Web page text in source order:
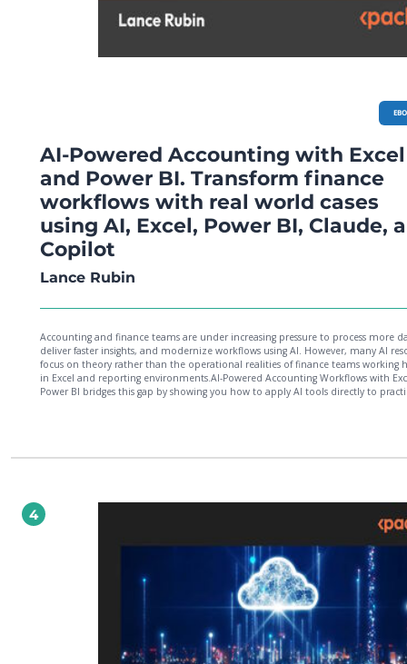
AI-Powered Accounting with Excel
and Power BI. Transform finance
workflows with real world cases
using AI, Excel, Power BI, Claude,
Copilot
Lance Rubin
Accounting and finance teams are under increasing pressure to process more
deliver faster insights, and modernize workflows using AI. However, many AI
focus on theory rather than the operational realities of finance teams working
in Excel and reporting environments.AI-Powered Accounting Workflows with
Power BI bridges this gap by showing you how to apply AI tools directly to
while maintaining accuracy, auditability, and professional
reporting and analytics solutions. By the end of this book, you’ll be able to
integrate AI into accounting and finance operations to improve efficiency,
quality, and decision-making.
4